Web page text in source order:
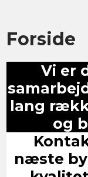
Forside
Vi er
lang
og
næste